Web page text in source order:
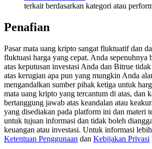
Precious Metals Trading Carnival
Trade Gold & Silver · 33,333 USDT
USDT New User Exclusive 10% APR
USDT Flexible Staking | Daily Rewards
BTC New User Exclusive: 6.5% APR
BTC Flexible Staking | Daily Rewards
terkait berdasarkan kategori atau
Penafian
Pasar mata uang kripto sangat fluktuatif dan
fluktuasi harga yang cepat. Anda sepenuhnya
atas keputusan investasi Anda dan Bitrue
atas kerugian apa pun yang mungkin Anda
mengandalkan sumber pihak ketiga untuk
mata uang kripto yang tercantum di atas, dan
bertanggung jawab atas keandalan atau
yang disediakan pada platform ini dan materi
untuk tujuan informasi dan tidak boleh
keuangan atau investasi. Untuk informasi
Ketentuan Penggunaan dan Kebijakan Privasi